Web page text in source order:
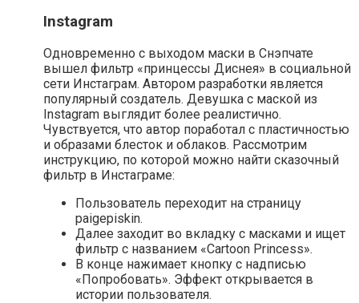
Instagram
Одновременно с выходом маски в Снэпчате
вышел фильтр «принцессы Диснея» в социальной
сети Инстаграм. Автором разработки является
популярный создатель. Девушка с маской из
Instagram выглядит более реалистично.
Чувствуется, что автор поработал с пластичностью
и образами блесток и облаков. Рассмотрим
инструкцию, по которой можно найти сказочный
фильтр в Инстаграме:
Пользователь переходит на страницу
paigepiskin.
Далее заходит во вкладку с масками и ищет
фильтр с названием «Cartoon Princess».
В конце нажимает кнопку с надписью
«Попробовать». Эффект открывается в
истории пользователя.